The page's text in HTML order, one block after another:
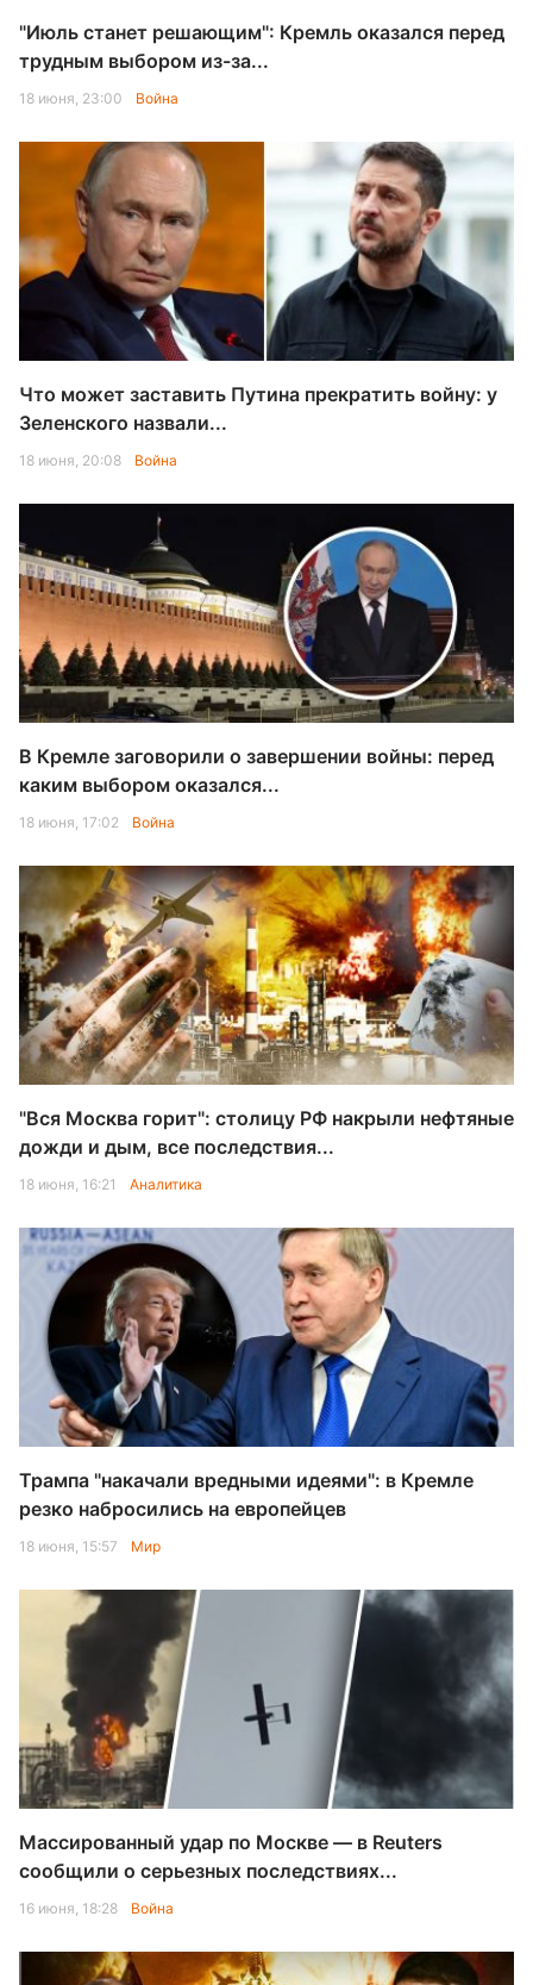
"Июль станет решающим": Кремль оказался перед
трудным выбором из-за...
18 июня, 23:00 Война
Что может заставить Путина прекратить войну: у
Зеленского назвали...
18 июня, 20:08 Война
В Кремле заговорили о завершении войны: перед
каким выбором оказался...
18 июня, 17:02 Война
"Вся Москва горит": столицу РФ накрыли нефтяные
дожди и дым, все последствия...
18 июня, 16:21 Аналитика
Трампа "накачали вредными идеями": в Кремле
резко набросились на европейцев
18 июня, 15:57 Мир
Массированный удар по Москве — в Reuters
сообщили о серьезных последствиях...
16 июня, 18:28 Война